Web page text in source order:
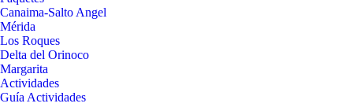
Canaima-Salto Angel
Mérida
Los Roques
Delta del Orinoco
Margarita
Actividades
Guía Actividades